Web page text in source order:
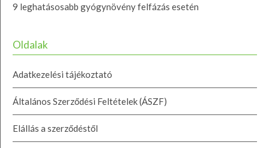
9 leghatásosabb gyógynövény felfázás esetén
Oldalak
Adatkezelési tájékoztató
Általános Szerződési Feltételek (ÁSZF)
Elállás a szerződéstől